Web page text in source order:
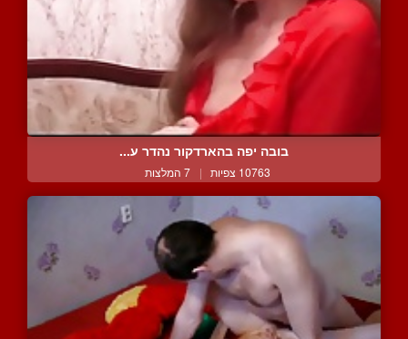
בובה יפה בהארדקור נהדר ע...
10763 צפיות | 7 המלצות